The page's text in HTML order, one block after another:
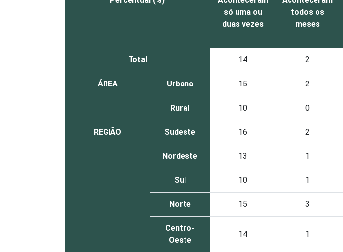
só uma ou
duas vezes
todos os
meses
Total 14 2
ÁREA Urbana 15 2
Rural 10 0
REGIÃO Sudeste 16 2
Nordeste 13 1
Sul 10 1
Norte 15 3
Centro-
Oeste
14 1